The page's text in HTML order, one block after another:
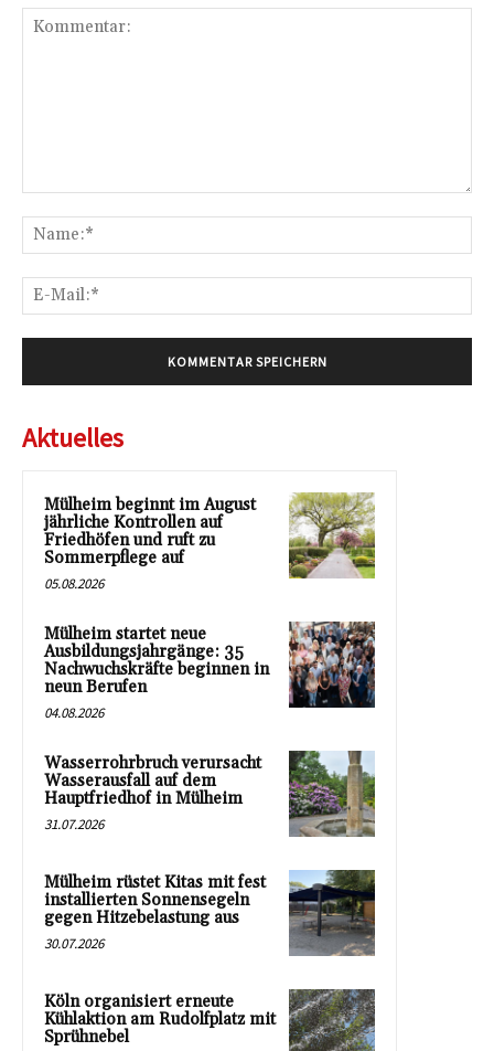
Aktuelles
Mülheim beginnt im August
jährliche Kontrollen auf
Friedhöfen und ruft zu
Sommerpflege auf
05.08.2026
Mülheim startet neue
Ausbildungsjahrgänge: 35
Nachwuchskräfte beginnen in
neun Berufen
04.08.2026
Wasserrohrbruch verursacht
Wasserausfall auf dem
Hauptfriedhof in Mülheim
31.07.2026
Mülheim rüstet Kitas mit fest
installierten Sonnensegeln
gegen Hitzebelastung aus
30.07.2026
Köln organisiert erneute
Kühlaktion am Rudolfplatz mit
Sprühnebel